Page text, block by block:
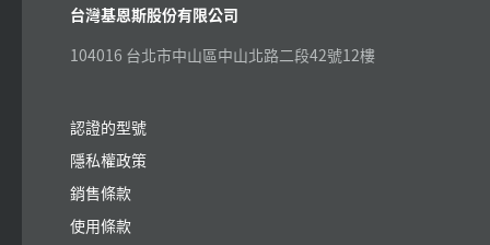
台灣基恩斯股份有限公司
104016 台北市中山區中山北路二段42號12樓
認證的型號
隱私權政策
銷售條款
使用條款